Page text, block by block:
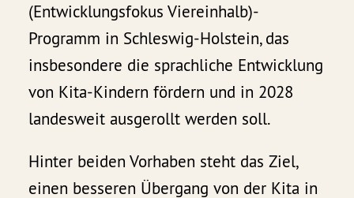
(Entwicklungsfokus Viereinhalb)-
Programm in Schleswig-Holstein, das
insbesondere die sprachliche Entwicklung
von Kita-Kindern fördern und in 2028
landesweit ausgerollt werden soll.
Hinter beiden Vorhaben steht das Ziel,
einen besseren Übergang von der Kita in